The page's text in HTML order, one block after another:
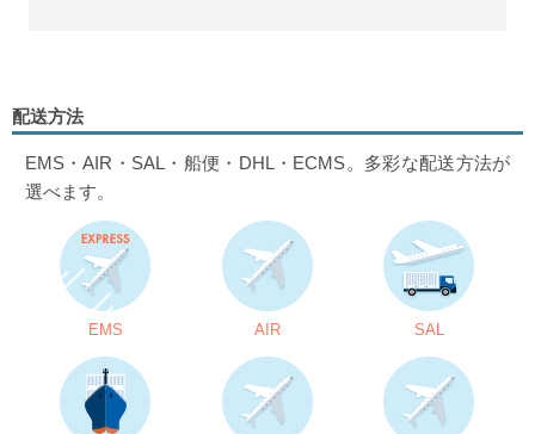
配送方法
EMS・AIR・SAL・船便・DHL・ECMS。多彩な配送方法が
選べます。
EMS AIR SAL